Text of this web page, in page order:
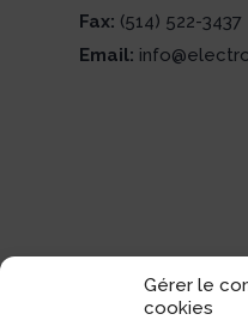
Gérer le
cookies
Fax: (514) 522-3437
Email: